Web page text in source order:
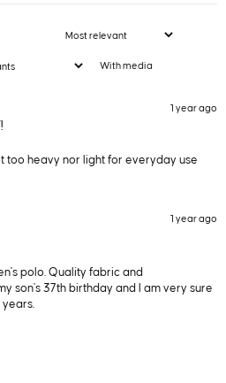
With media
1 year ago
too heavy nor light for everyday use
1 year ago
polo. Quality fabric and
son's 37th birthday and I am very sure
years.